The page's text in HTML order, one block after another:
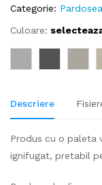
Categorie:
Culoare:
Descriere
Produs cu o paleta
ignifugat, pretabil